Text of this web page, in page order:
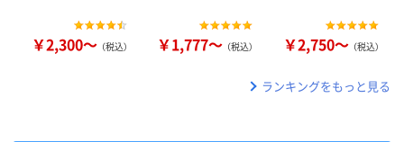
￥2,300～ （税込） ￥1,777～ （税込） ￥2,750～ （税込）
ランキングをもっと見る